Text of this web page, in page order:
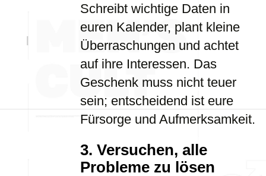
Schreibt wichtige Daten in
euren Kalender, plant kleine
Überraschungen und achtet
auf ihre Interessen. Das
Geschenk muss nicht teuer
sein; entscheidend ist eure
Fürsorge und Aufmerksamkeit.
3. Versuchen, alle
Probleme zu lösen